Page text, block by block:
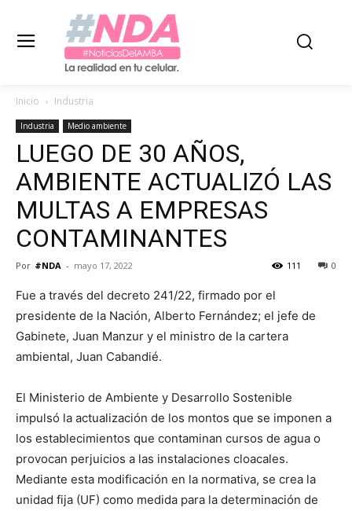
Inicio Industria
Industria Medio ambiente
LUEGO DE 30 AÑOS,
AMBIENTE ACTUALIZÓ LAS
MULTAS A EMPRESAS
CONTAMINANTES
Por #NDA - mayo 17, 2022 0
111
Fue a través del decreto 241/22, firmado por el
presidente de la Nación, Alberto Fernández; el jefe de
Gabinete, Juan Manzur y el ministro de la cartera
ambiental, Juan Cabandié.
El Ministerio de Ambiente y Desarrollo Sostenible
impulsó la actualización de los montos que se imponen a
los establecimientos que contaminan cursos de agua o
provocan perjuicios a las instalaciones cloacales.
Mediante esta modificación en la normativa, se crea la
unidad fija (UF) como medida para la determinación de